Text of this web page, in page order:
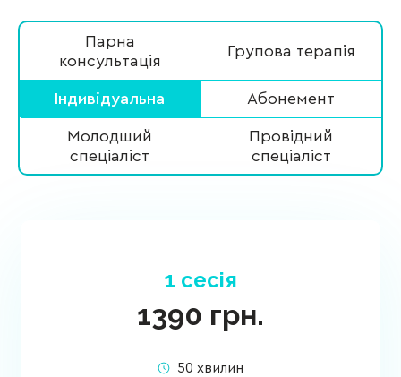
Парна
консультація
Групова терапія
Індивідуальна Абонемент
Молодший
спеціаліст
Провідний
спеціаліст
1 сесія
1390 грн.
50 хвилин